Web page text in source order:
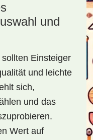
und
Einsteiger
und leichte
sich,
und das
Wert auf